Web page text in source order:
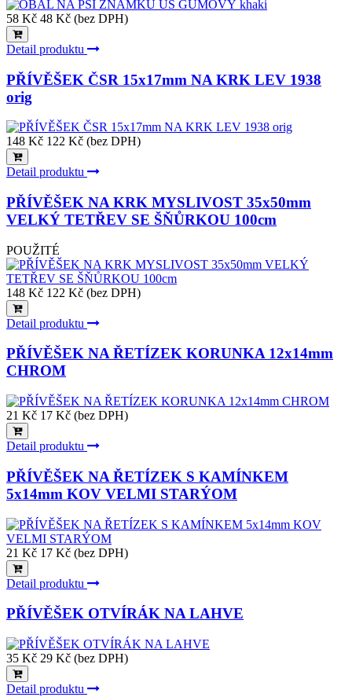
58 Kč 48 Kč (bez DPH)
Detail produktu
PŘÍVĚŠEK ČSR 15x17mm NA KRK LEV 1938
orig
148 Kč 122 Kč (bez DPH)
Detail produktu
PŘÍVĚŠEK NA KRK MYSLIVOST 35x50mm
VELKÝ TETŘEV SE ŠŇŮRKOU 100cm
POUŽITÉ
148 Kč 122 Kč (bez DPH)
Detail produktu
PŘÍVĚŠEK NA ŘETÍZEK KORUNKA 12x14mm
CHROM
21 Kč 17 Kč (bez DPH)
Detail produktu
PŘÍVĚŠEK NA ŘETÍZEK S KAMÍNKEM
5x14mm KOV VELMI STARÝOM
21 Kč 17 Kč (bez DPH)
Detail produktu
PŘÍVĚŠEK OTVÍRÁK NA LAHVE
35 Kč 29 Kč (bez DPH)
Detail produktu